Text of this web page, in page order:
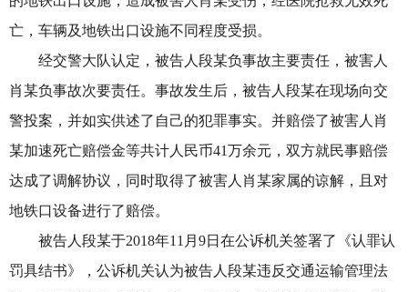
亡，车辆及地铁出口设施不同程度受损。
经交警大队认定，被告人段某负事故主要责任，被害人
肖某负事故次要责任。事故发生后，被告人段某在现场向交
警投案，并如实供述了自己的犯罪事实。并赔偿了被害人肖
某加速死亡赔偿金等共计人民币41万余元，双方就民事赔偿
达成了调解协议，同时取得了被害人肖某家属的谅解，且对
地铁口设备进行了赔偿。
被告人段某于2018年11月9日在公诉机关签署了《认罪认
罚具结书》，公诉机关认为被告人段某违反交通运输管理法